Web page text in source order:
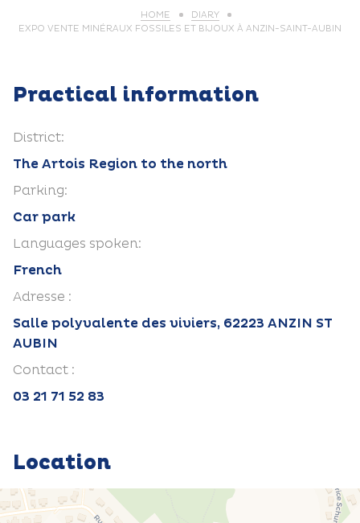
HOME
DIARY
EXPO VENTE MINÉRAUX FOSSILES ET BIJOUX À ANZIN-SAINT-AUBIN
Practical information
District:
The Artois Region to the north
Parking:
Car park
Languages spoken:
French
Adresse :
Salle polyvalente des viviers, 62223 ANZIN ST
AUBIN
Contact :
03 21 71 52 83
Location